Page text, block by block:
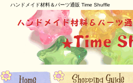
ハンドメイド材料＆パーツ通販 Time Shuffle